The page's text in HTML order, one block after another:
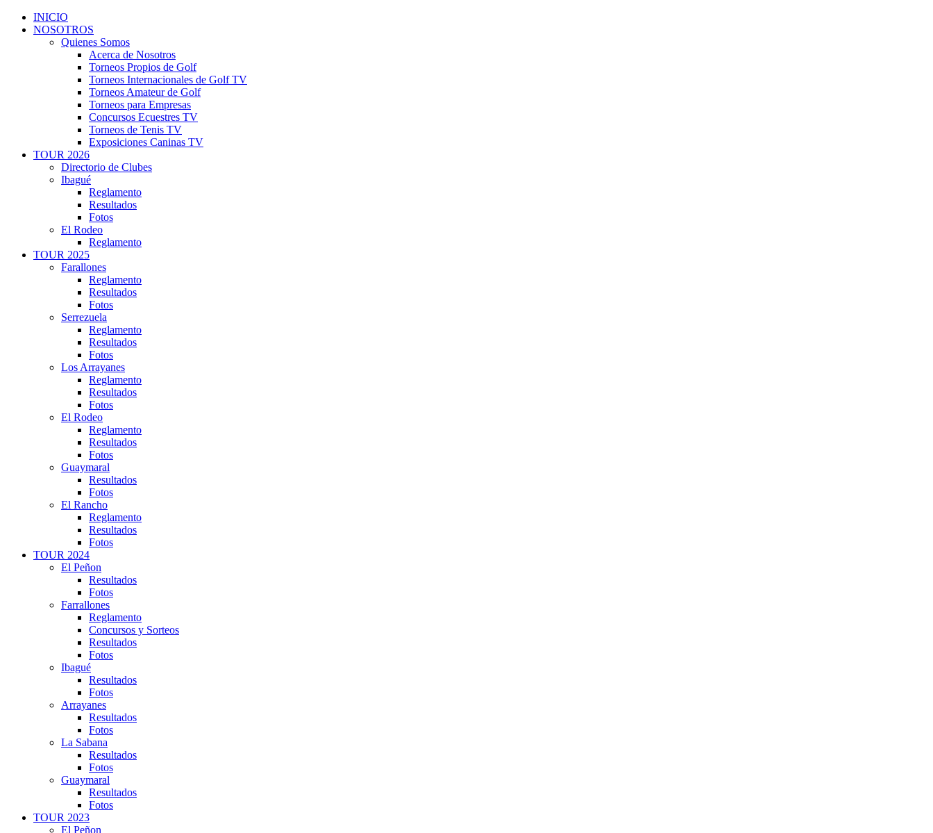
INICIO
NOSOTROS
Quienes Somos
Acerca de Nosotros
Torneos Propios de Golf
Torneos Internacionales de Golf TV
Torneos Amateur de Golf
Torneos para Empresas
Concursos Ecuestres TV
Torneos de Tenis TV
Exposiciones Caninas TV
TOUR 2026
Directorio de Clubes
Ibagué
Reglamento
Resultados
Fotos
El Rodeo
Reglamento
TOUR 2025
Farallones
Reglamento
Resultados
Fotos
Serrezuela
Reglamento
Resultados
Fotos
Los Arrayanes
Reglamento
Resultados
Fotos
El Rodeo
Reglamento
Resultados
Fotos
Guaymaral
Resultados
Fotos
El Rancho
Reglamento
Resultados
Fotos
TOUR 2024
El Peñon
Resultados
Fotos
Farrallones
Reglamento
Concursos y Sorteos
Resultados
Fotos
Ibagué
Resultados
Fotos
Arrayanes
Resultados
Fotos
La Sabana
Resultados
Fotos
Guaymaral
Resultados
Fotos
TOUR 2023
El Peñon